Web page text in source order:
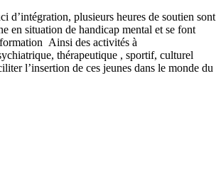
d’intégration, plusieurs heures de soutien sont
en situation de handicap mental et se font
Ainsi des activités à
thérapeutique , sportif, culturel
l’insertion de ces jeunes dans le monde du